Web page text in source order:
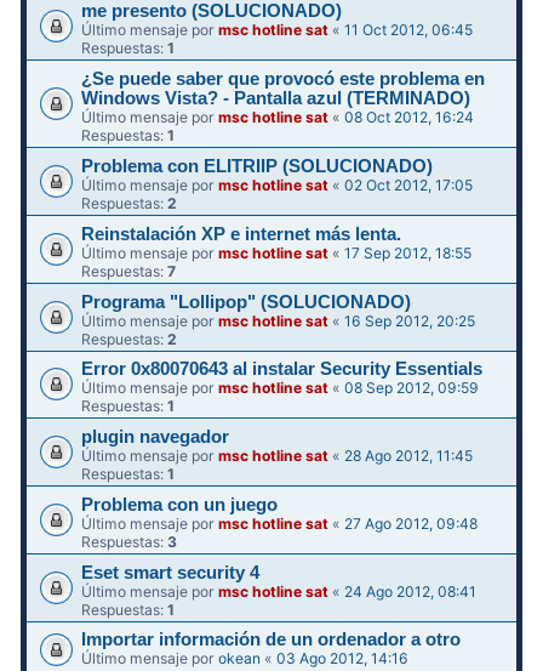
me presento (SOLUCIONADO)
Último mensaje pormsc hotline sat «11 Oct 2012, 06:45
Respuestas:1
¿Se puede saber que provocó este problema en
Windows Vista? - Pantalla azul (TERMINADO)
Último mensaje pormsc hotline sat «08 Oct 2012, 16:24
Respuestas:1
Problema con ELITRIIP (SOLUCIONADO)
Último mensaje pormsc hotline sat «02 Oct 2012, 17:05
Respuestas:2
Reinstalación XP e internet más lenta.
Último mensaje pormsc hotline sat «17 Sep 2012, 18:55
Respuestas:7
Programa "Lollipop" (SOLUCIONADO)
Último mensaje pormsc hotline sat «16 Sep 2012, 20:25
Respuestas:2
Error 0x80070643 al instalar Security Essentials
Último mensaje pormsc hotline sat «08 Sep 2012, 09:59
Respuestas:1
plugin navegador
Último mensaje pormsc hotline sat « 28 Ago 2012, 11:45
Respuestas:1
Problema con un juego
Último mensaje pormsc hotline sat « 27 Ago 2012, 09:48
Respuestas:3
Eset smart security 4
Último mensaje pormsc hotline sat « 24 Ago 2012, 08:41
Respuestas:1
Importar información de un ordenador a otro
Último mensaje porokean «03 Ago 2012, 14:16